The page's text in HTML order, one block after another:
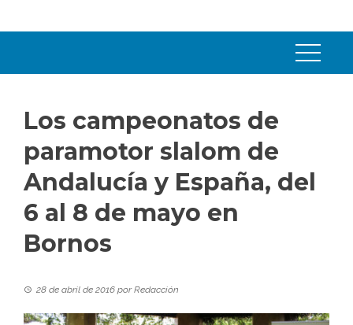
Los campeonatos de
paramotor slalom de
Andalucía y España, del
6 al 8 de mayo en
Bornos
28 de abril de 2016 porRedacción